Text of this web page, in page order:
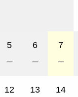
- 12:30
- 17:30
利用料
料
れるもの
利用料
5
－
6
－
7
－
12 13 14